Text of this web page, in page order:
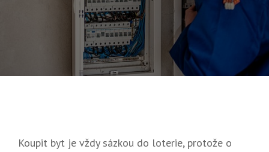
Posted
On
18.
8.
2024
Koupit byt je vždy sázkou do loterie, protože o